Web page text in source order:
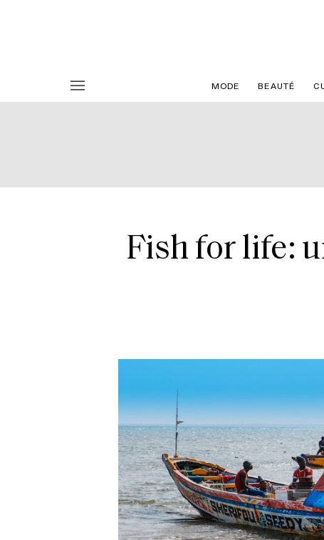
MODE BEAUTÉ
Fish for life: